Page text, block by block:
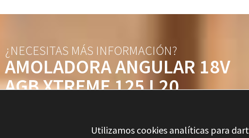
¿NECESITAS MÁS INFORMACIÓN?
AMOLADORA ANGULAR 18V
AGB XTREME 125 L20
Utilizamos cookies analíticas para